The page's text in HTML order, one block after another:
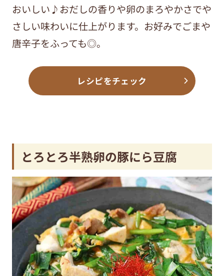
おいしい♪おだしの香りや卵のまろやかさでや
さしい味わいに仕上がります。お好みでごまや
唐辛子をふっても◎。
レシピをチェック
とろとろ半熟卵の豚にら豆腐